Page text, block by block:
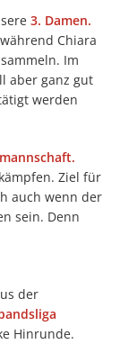
3. Damen.
Chiara
Im
aber ganz gut
werden
Ziel für
auch wenn der
sein. Denn
der
Hinrunde.